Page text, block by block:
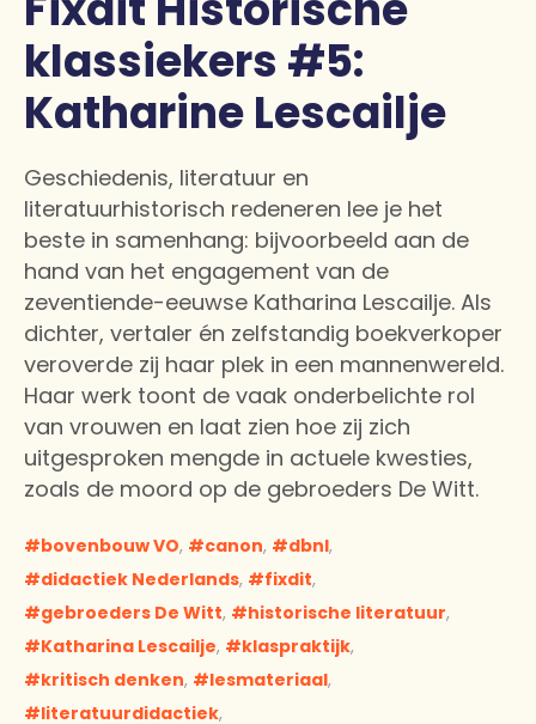
klassiekers #5:
Katharine Lescailje
Geschiedenis, literatuur en
literatuurhistorisch redeneren lee je het
beste in samenhang: bijvoorbeeld aan de
hand van het engagement van de
zeventiende-eeuwse Katharina Lescailje. Als
dichter, vertaler én zelfstandig boekverkoper
veroverde zij haar plek in een mannenwereld.
Haar werk toont de vaak onderbelichte rol
van vrouwen en laat zien hoe zij zich
uitgesproken mengde in actuele kwesties,
zoals de moord op de gebroeders De Witt.
bovenbouw VO, canon, dbnl,
didactiek Nederlands, fixdit,
gebroeders De Witt, historische literatuur,
Katharina Lescailje, klaspraktijk,
kritisch denken, lesmateriaal,
literatuurdidactiek,